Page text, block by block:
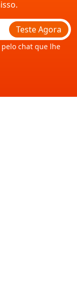
Teste Agora
chat que lhe